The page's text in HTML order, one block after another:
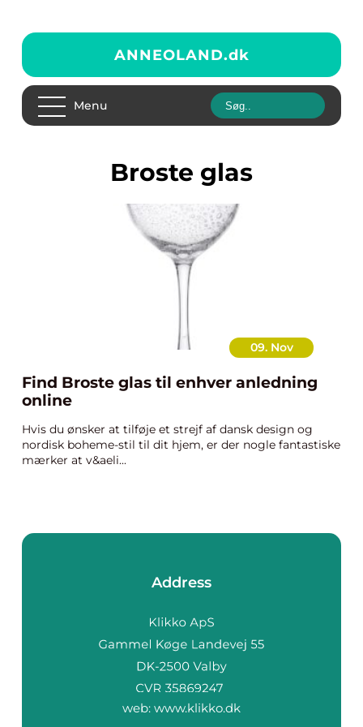
ANNEOLAND.dk
Menu
Broste glas
09. Nov
Find Broste glas til enhver anledning
online
Hvis du ønsker at tilføje et strejf af dansk design og
nordisk boheme-stil til dit hjem, er der nogle fantastiske
mærker at v&aeli...
Address
web: www.klikko.dk